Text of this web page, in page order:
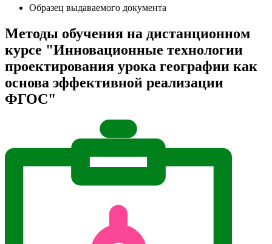
Образец выдаваемого документа
Методы обучения на дистанционном
курсе "Инновационные технологии
проектирования урока географии как
основа эффективной реализации
ФГОС"